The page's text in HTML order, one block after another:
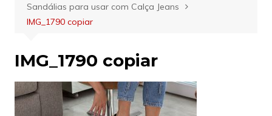
Sandálias para usar com Calça Jeans
IMG_1790 copiar
IMG_1790 copiar